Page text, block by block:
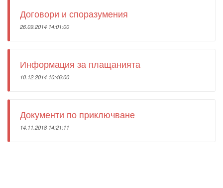
Договори и споразумения
26.09.2014 14:01:00
Информация за плащанията
10.12.2014 10:46:00
Документи по приключване
14.11.2018 14:21:11